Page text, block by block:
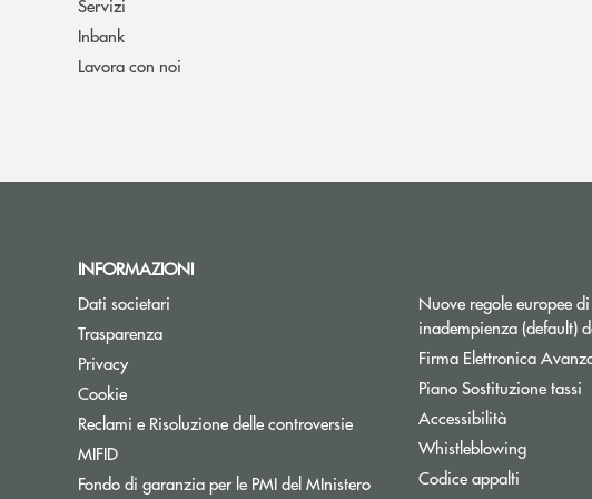
Servizi
Inbank
Lavora con noi
INFORMAZIONI
Dati societari
Trasparenza
Privacy
Cookie
Reclami e Risoluzione delle controversie
MIFID
Fondo di garanzia per le PMI del MInistero
Nuove regole europee
inadempienza (default)
Firma Elettronica
Piano Sostituzione tassi
Accessibilità
Whistleblowing
Codice appalti